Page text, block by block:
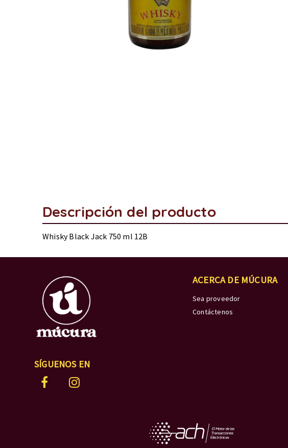
Descripción del producto
Whisky Black Jack 750 ml 12B
SÍGUENOS EN
ACERCA DE MÚCURA
Sea proveedor
Contáctenos